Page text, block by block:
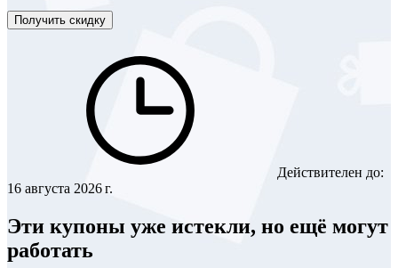
Получить скидку
Действителен до:
16 августа 2026 г.
Эти купоны уже истекли, но ещё могут
работать